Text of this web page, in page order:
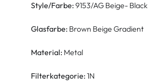
Style/Farbe: 9153/AG Beige- Black
Glasfarbe: Brown Beige Gradient
Material: Metal
Filterkategorie: 1N